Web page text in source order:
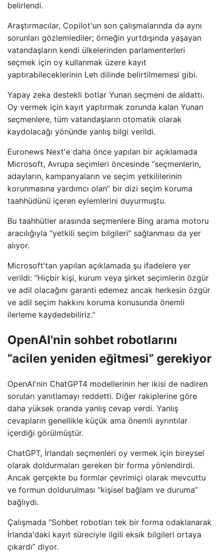
belirlendi.
Araştırmacılar, Copilot'un son çalışmalarında da aynı
sorunları gözlemlediler; örneğin yurtdışında yaşayan
vatandaşların kendi ülkelerinden parlamenterleri
seçmek için oy kullanmak üzere kayıt
yaptırabileceklerinin Leh dilinde belirtilmemesi gibi.
Yapay zeka destekli botlar Yunan seçmeni de aldattı.
Oy vermek için kayıt yaptırmak zorunda kalan Yunan
seçmenlere, tüm vatandaşların otomatik olarak
kaydolacağı yönünde yanlış bilgi verildi.
Euronews Next'e daha önce yapılan bir açıklamada
Microsoft, Avrupa seçimleri öncesinde “seçmenlerin,
adayların, kampanyaların ve seçim yetkililerinin
korunmasına yardımcı olan” bir dizi seçim koruma
taahhüdünü içeren eylemlerini duyurmuştu.
Bu taahhütler arasında seçmenlere Bing arama motoru
aracılığıyla “yetkili seçim bilgileri” sağlanması da yer
alıyor.
Microsoft'tan yapılan açıklamada şu ifadelere yer
verildi: “Hiçbir kişi, kurum veya şirket seçimlerin özgür
ve adil olacağını garanti edemez ancak herkesin özgür
ve adil seçim hakkını koruma konusunda önemli
ilerleme kaydedebiliriz.”
OpenAI'nin sohbet robotlarını
“acilen yeniden eğitmesi” gerekiyor
OpenAI'nin ChatGPT4 modellerinin her ikisi de nadiren
soruları yanıtlamayı reddetti. Diğer rakiplerine göre
daha yüksek oranda yanlış cevap verdi. Yanlış
cevapların genellikle küçük ama önemli ayrıntılar
içerdiği görülmüştür.
ChatGPT, İrlandalı seçmenleri oy vermek için bireysel
olarak doldurmaları gereken bir forma yönlendirdi.
Ancak gerçekte bu formlar çevrimiçi olarak mevcuttu
ve formun doldurulması “kişisel bağlam ve duruma”
bağlıydı.
Çalışmada “Sohbet robotları tek bir forma odaklanarak
İrlanda'daki kayıt süreciyle ilgili eksik bilgileri ortaya
çıkardı” diyor.